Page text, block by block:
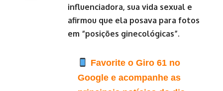
influenciadora, sua vida sexual e
afirmou que ela posava para fotos
em “posições ginecológicas”.
Favorite o Giro 61 no
Google e acompanhe as